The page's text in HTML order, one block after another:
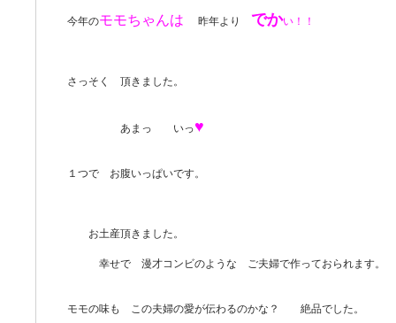
今年のモモちゃんは 昨年より でかい！！
さっそく 頂きました。
あまっ いっ♥
１つで お腹いっぱいです。
お土産頂きました。
幸せで 漫才コンビのような ご夫婦で作っておられます。
モモの味も この夫婦の愛が伝わるのかな？ 絶品でした。